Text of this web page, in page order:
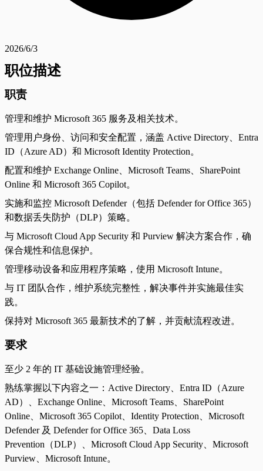
2026/6/3
职位描述
职责
管理和维护 Microsoft 365 服务及相关技术。
管理用户身份、访问和安全配置，涵盖 Active Directory、Entra
ID（Azure AD）和 Microsoft Identity Protection。
配置和维护 Exchange Online、Microsoft Teams、SharePoint
Online 和 Microsoft 365 Copilot。
实施和监控 Microsoft Defender（包括 Defender for Office 365）
和数据丢失防护（DLP）策略。
与 Microsoft Cloud App Security 和 Purview 解决方案合作，确
保合规性和信息保护。
管理移动设备和应用程序策略，使用 Microsoft Intune。
与 IT 团队合作，维护系统完整性，解决事件并实施最佳实
践。
保持对 Microsoft 365 最新技术的了解，并贡献流程改进。
要求
至少 2 年的 IT 基础设施管理经验。
熟练掌握以下内容之一：Active Directory、Entra ID（Azure
AD）、Exchange Online、Microsoft Teams、SharePoint
Online、Microsoft 365 Copilot、Identity Protection、Microsoft
Defender 及 Defender for Office 365、Data Loss
Prevention（DLP）、Microsoft Cloud App Security、Microsoft
Purview、Microsoft Intune。